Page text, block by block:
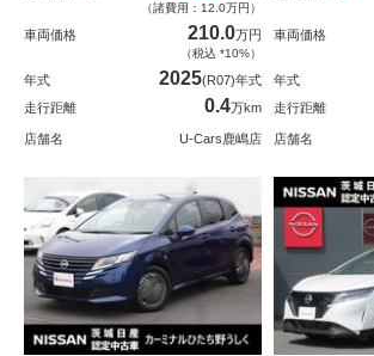
（諸費用：12.0万円）
車両価格 210.0万円
（税込 *10%）
年式 2025(R07)年式
走行距離
0.4万km
店舗名 U-Cars鹿嶋店
車両価格
年式
走行距離
店舗名